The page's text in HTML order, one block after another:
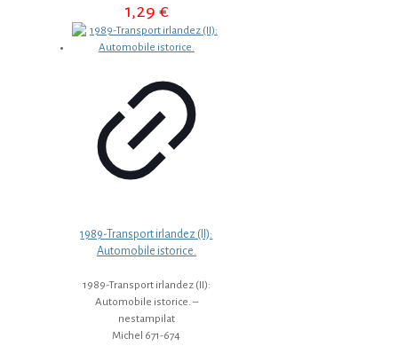
1,29 €
1989-Transport irlandez (II):
Automobile istorice.
1989-Transport irlandez (II):
Automobile istorice. –
nestampilat
Michel 671-674